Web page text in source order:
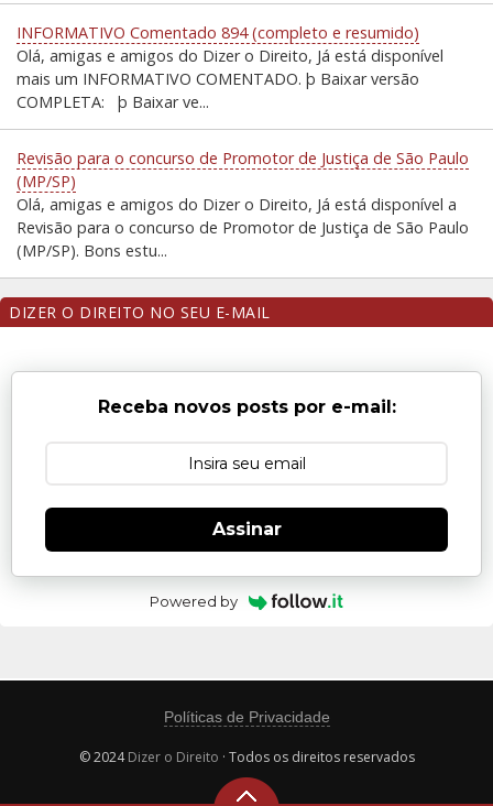
INFORMATIVO Comentado 894 (completo e resumido)
Olá, amigas e amigos do Dizer o Direito, Já está disponível
mais um INFORMATIVO COMENTADO. þ Baixar versão
COMPLETA: þ Baixar ve...
Revisão para o concurso de Promotor de Justiça de São Paulo
(MP/SP)
Olá, amigas e amigos do Dizer o Direito, Já está disponível a
Revisão para o concurso de Promotor de Justiça de São Paulo
(MP/SP). Bons estu...
DIZER O DIREITO NO SEU E-MAIL
Receba novos posts por e-mail:
Assinar
Powered by
Políticas de Privacidade
© 2024Dizer o Direito · Todos os direitos reservados